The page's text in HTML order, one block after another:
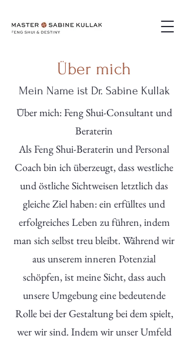
Über mich
Mein Name ist Dr. Sabine Kullak
Über mich: Feng Shui-Consultant und
Beraterin
Als Feng Shui-Beraterin und Personal
Coach bin ich überzeugt, dass westliche
und östliche Sichtweisen letztlich das
gleiche Ziel haben: ein erfülltes und
erfolgreiches Leben zu führen, indem
man sich selbst treu bleibt. Während wir
aus unserem inneren Potenzial
schöpfen, ist meine Sicht, dass auch
unsere Umgebung eine bedeutende
Rolle bei der Gestaltung bei dem spielt,
wer wir sind. Indem wir unser Umfeld